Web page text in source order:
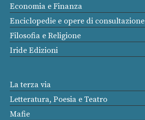
Economia e Finanza
Enciclopedie e opere di consultazione
Filosofia e Religione
Iride Edizioni
La terza via
Letteratura, Poesia e Teatro
Mafie